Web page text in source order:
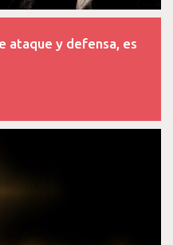
ataque y defensa, es